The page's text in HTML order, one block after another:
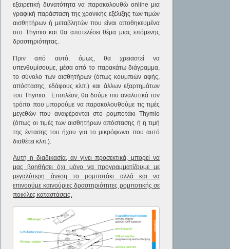
εξαιρετική δυνατότητα να παρακολουθώ online μια
γραφική παράσταση της χρονικής εξέλιξης των τιμών
αισθητήρων ή μεταβλητών που είναι αποθηκευμένα
στο Thymio και θα αποτελέσει θέμα μιας επόμενης
δραστηριότητας.
Πριν από αυτό, όμως, θα χρειαστεί να
υπενθυμίσουμε, μέσα από το παρακάτω διάγραμμα,
το σύνολο των αισθητήρων (όπως κουμπιών αφής,
απόστασης, εδάφους κλπ.) και άλλων εξαρτημάτων
του Thymio. Επιπλέον, θα δούμε πιο αναλυτικά τον
τρόπο που μπορούμε να παρακολουθούμε τις τιμές
μεγεθών που αναφέρονται στο ρομποτάκι Thymio
(όπως οι τιμές των αισθητήρων απόστασης ή η τιμή
της έντασης του ήχου για το μικρόφωνο που αυτό
διαθέτει κλπ.).
Αυτή η διαδικασία, αν γίνει προσεκτικά, μπορεί να
μας βοηθήσει όχι μόνο να προγραμματίζουμε με
μεγαλύτερη άνεση το ρομποτάκι αλλά και να
επινοούμε καινούριες δραστηριότητες ρομποτικής σε
ποικίλες καταστάσεις.